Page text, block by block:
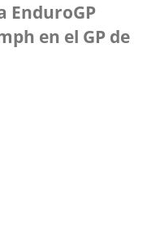
EnduroGP
en el GP de